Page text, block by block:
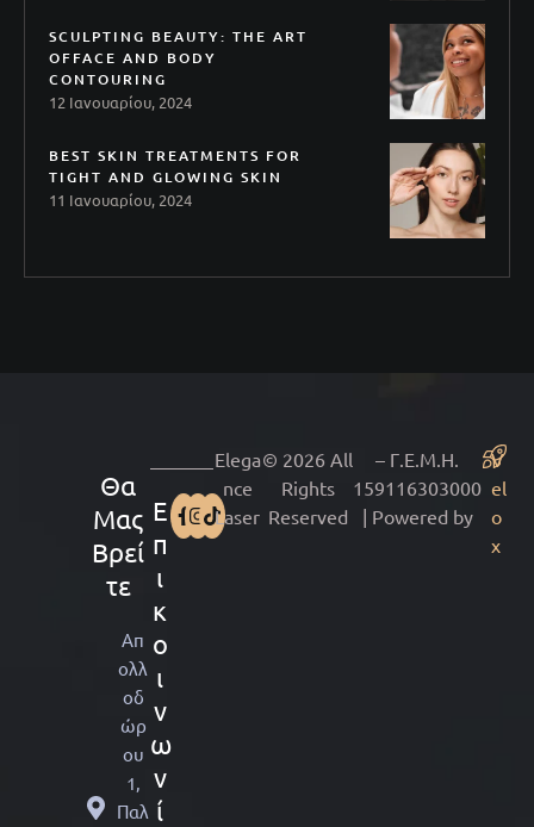
SCULPTING BEAUTY: THE ART
OFFACE AND BODY
CONTOURING
12 Ιανουαρίου, 2024
BEST SKIN TREATMENTS FOR
TIGHT AND GLOWING SKIN
11 Ιανουαρίου, 2024
Θα
Μας
Βρεί
τε
Απ
ολλ
οδ
ώρ
ου
1,
Παλ
Ε
π
ι
κ
ο
ι
ν
ω
ν
ί
Elega
nce
Laser
© 2026 All
Rights
Reserved
– Γ.Ε.Μ.Η.
159116303000
| Powered by
V
el
o
x